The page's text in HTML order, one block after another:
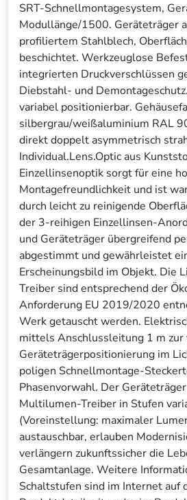
SRT-Schnellmontagesystem,
Modullänge/1500. Geräteträger
profiliertem Stahlblech,
beschichtet. Werkzeuglose
integrierten Druckverschlüssen
Diebstahl- und
variabel positionierbar.
silbergrau/weißaluminium RAL
direkt doppelt asymmetrisch
Individual.Lens.Optic aus
Einzellinsenoptik sorgt für eine
Montagefreundlichkeit und ist
durch leicht zu reinigende
der 3-reihigen Einzellinsen-
und Geräteträger übergreifend
abgestimmt und gewährleistet
Erscheinungsbild im Objekt. Die
Treiber sind entsprechend der
Anforderung EU 2019/2020
Werk getauscht werden.
mittels Anschlussleitung 1 m zur
Geräteträgerpositionierung im
poligen Schnellmontage-
Phasenvorwahl. Der
Multilumen-Treiber in Stufen
(Voreinstellung: maximaler
austauschbar, erlauben
verlängern zukunftssicher die
Gesamtanlage. Weitere
Schaltstufen sind im Internet auf